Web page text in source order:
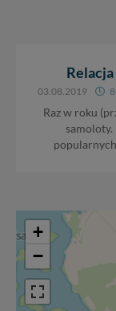
03.08.2019
Raz w roku
+
−